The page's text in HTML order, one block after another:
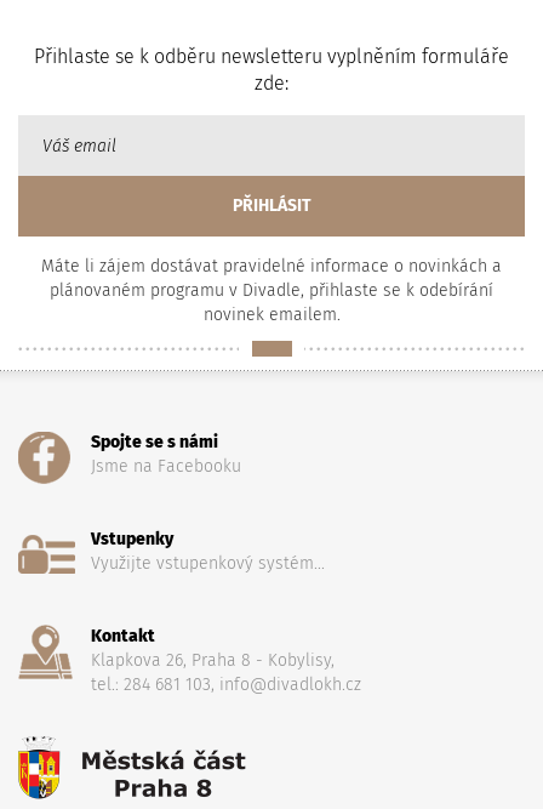
Přihlaste se k odběru newsletteru vyplněním formuláře
zde:
Máte li zájem dostávat pravidelné informace o novinkách a
plánovaném programu v Divadle, přihlaste se k odebírání
novinek emailem.
Spojte se s námi
Jsme na Facebooku
Vstupenky
Využijte vstupenkový systém...
Kontakt
Klapkova 26, Praha 8 - Kobylisy,
tel.: 284 681 103, info@divadlokh.cz